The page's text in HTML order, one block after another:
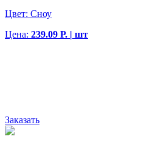
Цвет: Сноу
Цена: 239.09 Р. | шт
Заказать